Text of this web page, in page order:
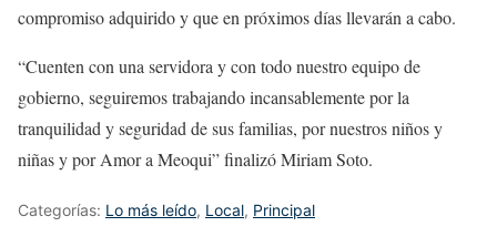
compromiso adquirido y que en próximos días llevarán a cabo.
“Cuenten con una servidora y con todo nuestro equipo de
gobierno, seguiremos trabajando incansablemente por la
tranquilidad y seguridad de sus familias, por nuestros niños y
niñas y por Amor a Meoqui” finalizó Miriam Soto.
Categorías: Lo más leído, Local, Principal